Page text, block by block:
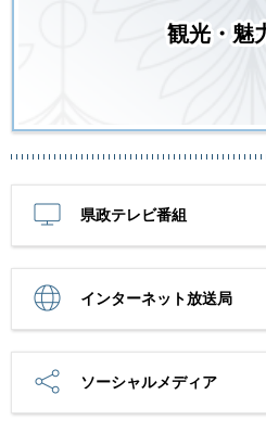
観光・魅
県政テレビ番組
インターネット放送局
ソーシャルメディア